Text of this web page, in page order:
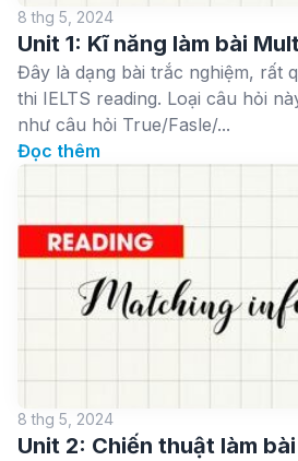
8 thg 5, 2024
Unit 1: Kĩ năng làm bài
Đây là dạng bài trắc nghiệm, rất
thi IELTS reading. Loại câu hỏi
như câu hỏi True/Fasle/...
Đọc thêm
8 thg 5, 2024
Unit 2: Chiến thuật làm